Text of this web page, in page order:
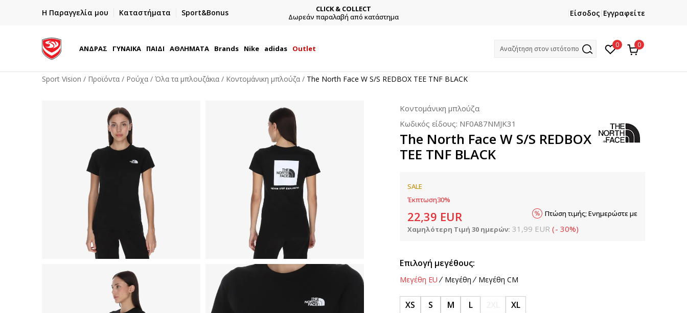
Η Παραγγελία μου Καταστήματα Sport&Bonus
ΓΡΗΓΟΡΟΤΕΡΗ ΠΑΡΑΔΟΣΗ ΜΕ BOX NOW
Παραλαβή 24/7
CLICK & COLLECT
Δωρεάν παραλαβή από κατάστημα
Και κερδίστε -10% με την πρώτη σας αγορά!
Είσοδος Εγγραφείτε
ΑΝΔΡΑΣ ΓΥΝΑΙΚΑ ΠΑΙΔΙ ΑΘΛΗΜΑΤΑ Brands Nike adidas Outlet Αναζήτηση στον ιστότοπο 0 0
Sport Vision Προϊόντα Ρούχα Όλα τα μπλουζάκια Κοντομάνικη μπλούζα The North Face W S/S REDBOX TEE TNF BLACK
Κοντομάνικη μπλούζα
Κωδικός είδους: NF0A87NMJK31
The North Face W S/S REDBOX
TEE TNF BLACK
SALE
Έκπτωση30%
22,39 EUR
Χαμηλότερη Τιμή 30 ημερών: 31,99 EUR (- 30%)
Πτώση τιμής; Ενημερώστε με
Επιλογή μεγέθους:
Μεγέθη EU Μεγέθη Μεγέθη CM
XS S M L XL